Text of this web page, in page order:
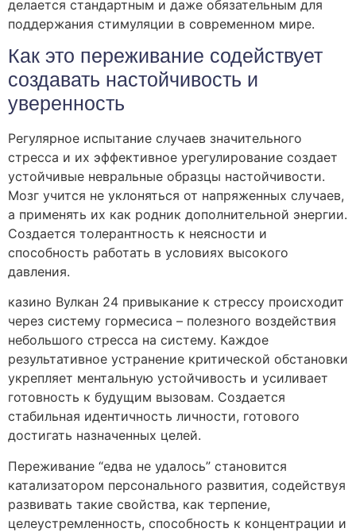
делается стандартным и даже обязательным для
поддержания стимуляции в современном мире.
Как это переживание содействует
создавать настойчивость и
уверенность
Регулярное испытание случаев значительного
стресса и их эффективное урегулирование создает
устойчивые невральные образцы настойчивости.
Мозг учится не уклоняться от напряженных случаев,
а применять их как родник дополнительной энергии.
Создается толерантность к неясности и
способность работать в условиях высокого
давления.
казино Вулкан 24 привыкание к стрессу происходит
через систему гормесиса – полезного воздействия
небольшого стресса на систему. Каждое
результативное устранение критической обстановки
укрепляет ментальную устойчивость и усиливает
готовность к будущим вызовам. Создается
стабильная идентичность личности, готового
достигать назначенных целей.
Переживание “едва не удалось” становится
катализатором персонального развития, содействуя
развивать такие свойства, как терпение,
целеустремленность, способность к концентрации и